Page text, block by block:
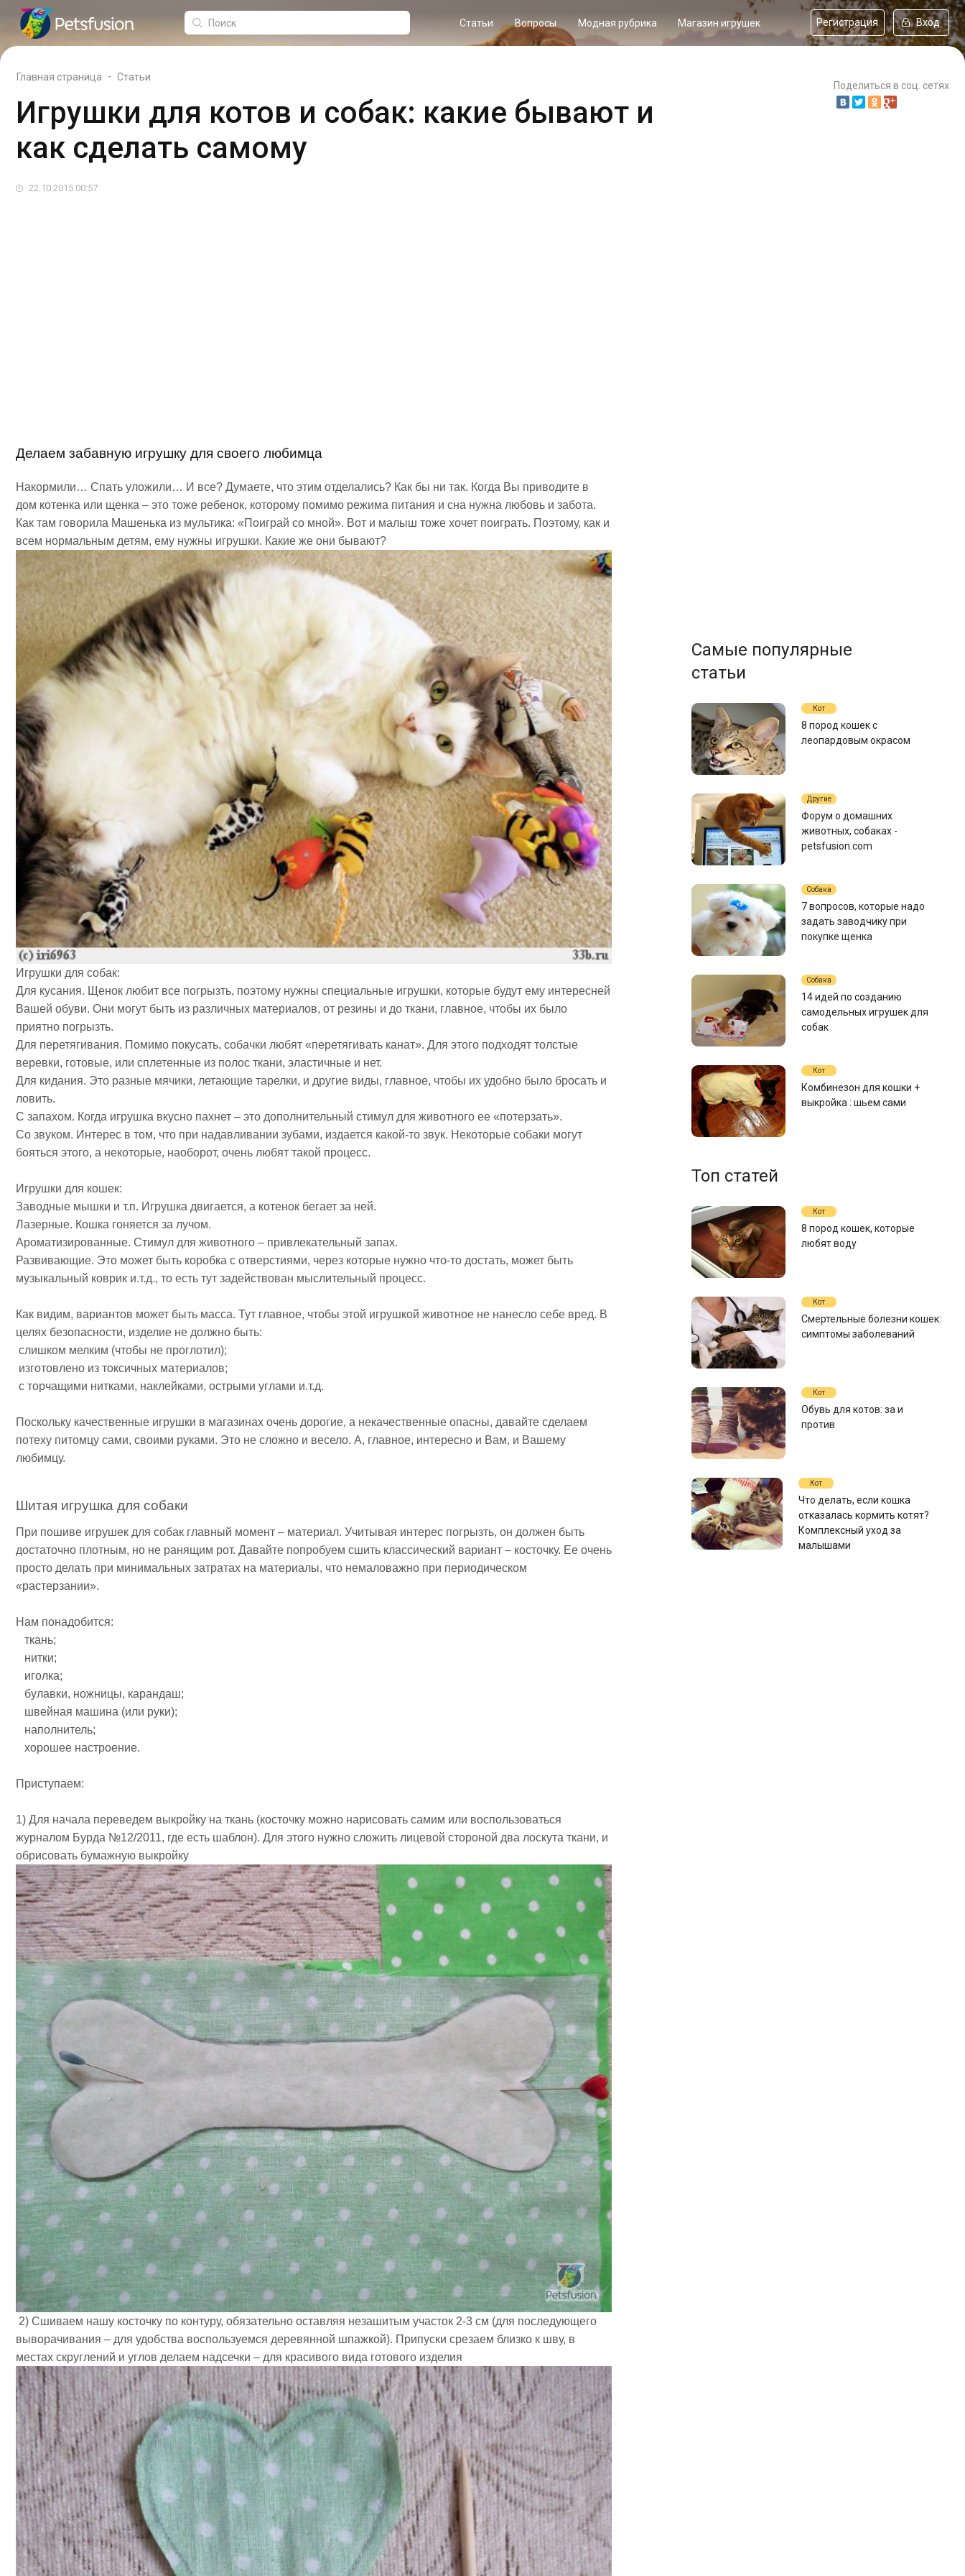
Статьи Вопросы Модная рубрика Магазин игрушек Регистрация Вход
Главная страница - Статьи
Игрушки для котов и собак: какие бывают и
как сделать самому
22.10.2015 00:57
Поделиться в соц. сетях
Делаем забавную игрушку для своего любимца
Накормили… Спать уложили… И все? Думаете, что этим отделались? Как бы ни так. Когда Вы приводите в
дом котенка или щенка – это тоже ребенок, которому помимо режима питания и сна нужна любовь и забота.
Как там говорила Машенька из мультика: «Поиграй со мной». Вот и малыш тоже хочет поиграть. Поэтому, как и
всем нормальным детям, ему нужны игрушки. Какие же они бывают?
Игрушки для собак:
Для кусания. Щенок любит все погрызть, поэтому нужны специальные игрушки, которые будут ему интересней
Вашей обуви. Они могут быть из различных материалов, от резины и до ткани, главное, чтобы их было
приятно погрызть.
Для перетягивания. Помимо покусать, собачки любят «перетягивать канат». Для этого подходят толстые
веревки, готовые, или сплетенные из полос ткани, эластичные и нет.
Для кидания. Это разные мячики, летающие тарелки, и другие виды, главное, чтобы их удобно было бросать и
ловить.
С запахом. Когда игрушка вкусно пахнет – это дополнительный стимул для животного ее «потерзать».
Со звуком. Интерес в том, что при надавливании зубами, издается какой-то звук. Некоторые собаки могут
бояться этого, а некоторые, наоборот, очень любят такой процесс.
Игрушки для кошек:
Заводные мышки и т.п. Игрушка двигается, а котенок бегает за ней.
Лазерные. Кошка гоняется за лучом.
Ароматизированные. Стимул для животного – привлекательный запах.
Развивающие. Это может быть коробка с отверстиями, через которые нужно что-то достать, может быть
музыкальный коврик и.т.д., то есть тут задействован мыслительный процесс.
Как видим, вариантов может быть масса. Тут главное, чтобы этой игрушкой животное не нанесло себе вред. В
целях безопасности, изделие не должно быть:
слишком мелким (чтобы не проглотил);
изготовлено из токсичных материалов;
с торчащими нитками, наклейками, острыми углами и.т.д.
Поскольку качественные игрушки в магазинах очень дорогие, а некачественные опасны, давайте сделаем
потеху питомцу сами, своими руками. Это не сложно и весело. А, главное, интересно и Вам, и Вашему
любимцу.
Шитая игрушка для собаки
При пошиве игрушек для собак главный момент – материал. Учитывая интерес погрызть, он должен быть
достаточно плотным, но не ранящим рот. Давайте попробуем сшить классический вариант – косточку. Ее очень
просто делать при минимальных затратах на материалы, что немаловажно при периодическом
«растерзании».
Нам понадобится:
ткань;
нитки;
иголка;
булавки, ножницы, карандаш;
швейная машина (или руки);
наполнитель;
хорошее настроение.
Приступаем:
1) Для начала переведем выкройку на ткань (косточку можно нарисовать самим или воспользоваться
журналом Бурда №12/2011, где есть шаблон). Для этого нужно сложить лицевой стороной два лоскута ткани, и
обрисовать бумажную выкройку
2) Сшиваем нашу косточку по контуру, обязательно оставляя незашитым участок 2-3 см (для последующего
выворачивания – для удобства воспользуемся деревянной шпажкой). Припуски срезаем близко к шву, в
местах скруглений и углов делаем надсечки – для красивого вида готового изделия
Самые популярные
статьи
Кот
8 пород кошек с
леопардовым окрасом
Другие
Форум о домашних
животных, собаках -
petsfusion.com
Собака
7 вопросов, которые надо
задать заводчику при
покупке щенка
Собака
14 идей по созданию
самодельных игрушек для
собак
Кот
Комбинезон для кошки +
выкройка : шьем сами
Топ статей
Кот
8 пород кошек, которые
любят воду
Кот
Смертельные болезни кошек:
симптомы заболеваний
Кот
Обувь для котов: за и
против
Кот
Что делать, если кошка
отказалась кормить котят?
Комплексный уход за
малышами